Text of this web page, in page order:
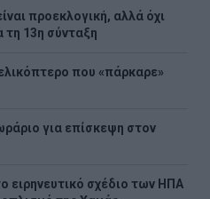
προεκλογική, αλλά όχι
τη 13η σύνταξη
που «πάρκαρε»
για επίσκεψη στον
ειρηνευτικό σχέδιο των ΗΠΑ